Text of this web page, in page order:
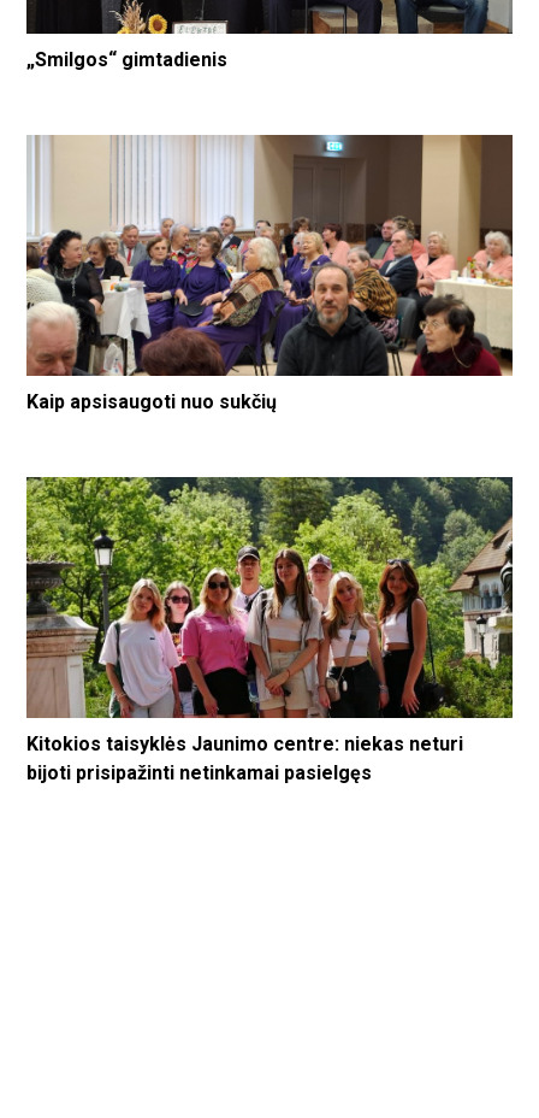
„Smilgos“ gimtadienis
Kaip apsisaugoti nuo sukčių
Kitokios taisyklės Jaunimo centre: niekas neturi
bijoti prisipažinti netinkamai pasielgęs